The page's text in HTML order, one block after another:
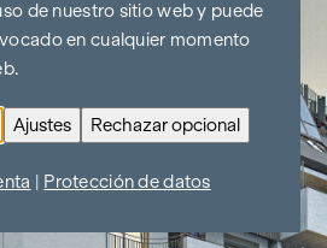
de nuestro sitio web y puede
en cualquier momento
Ajustes Rechazar opcional
Protección de datos